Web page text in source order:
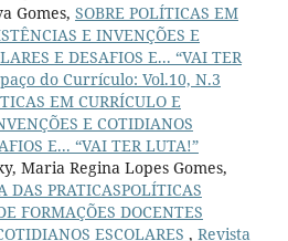
Gomes, SOBRE POLÍTICAS EM
E INVENÇÕES E
E DESAFIOS E... “VAI TER
do Currículo: Vol.10, N.3
EM CURRÍCULO E
E COTIDIANOS
E... “VAI TER LUTA!”
Maria Regina Lopes Gomes,
DAS PRATICASPOLÍTICAS
FORMAÇÕES DOCENTES
ESCOLARES , Revista